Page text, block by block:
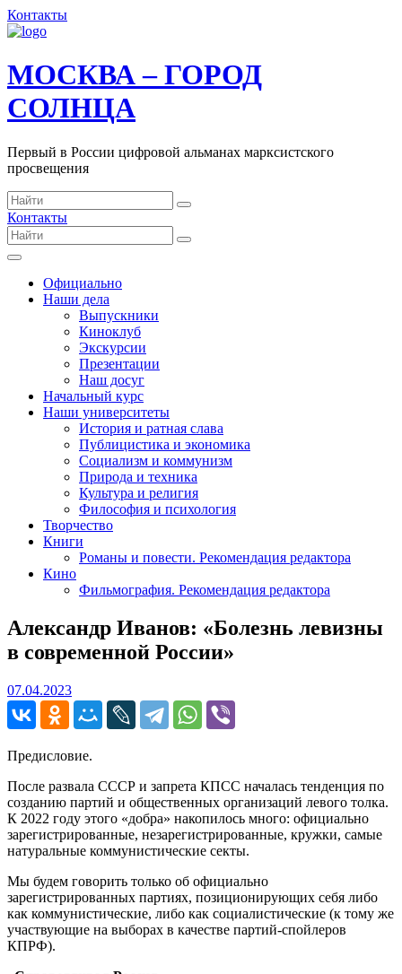
Контакты
МОСКВА – ГОРОД
СОЛНЦА
Первый в России цифровой альманах марксистского
просвещения
Контакты
Официально
Наши дела
Выпускники
Киноклуб
Экскурсии
Презентации
Наш досуг
Начальный курс
Наши университеты
История и ратная слава
Публицистика и экономика
Социализм и коммунизм
Природа и техника
Культура и религия
Философия и психология
Творчество
Книги
Романы и повести. Рекомендация редактора
Кино
Фильмография. Рекомендация редактора
Александр Иванов: «Болезнь левизны
в современной России»
07.04.202307.04.2023
Предисловие.
После развала СССР и запрета КПСС началась тенденция по
созданию партий и общественных организаций левого толка.
К 2022 году этого «добра» накопилось много: официально
зарегистрированные, незарегистрированные, кружки, самые
натуральные коммунистические секты.
Мы будем говорить только об официально
зарегистрированных партиях, позиционирующих себя либо
как коммунистические, либо как социалистические (к тому же
участвующие на выборах в качестве партий-спойлеров
КПРФ).